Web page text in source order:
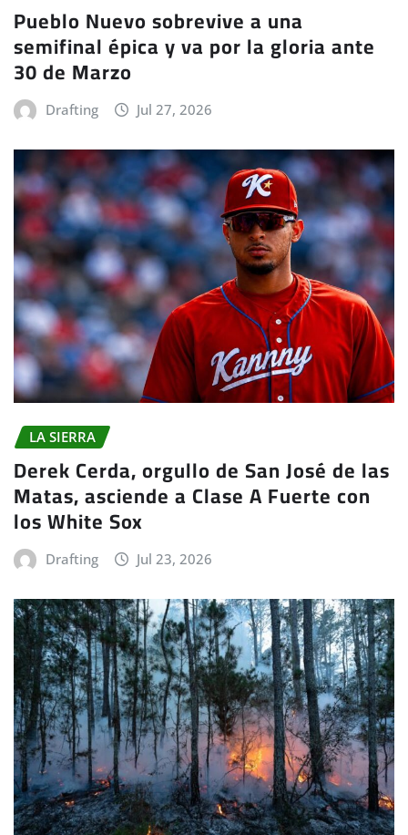
Pueblo Nuevo sobrevive a una
semifinal épica y va por la gloria ante
30 de Marzo
Drafting Jul 27, 2026
LA SIERRA
Derek Cerda, orgullo de San José de las
Matas, asciende a Clase A Fuerte con
los White Sox
Drafting Jul 23, 2026